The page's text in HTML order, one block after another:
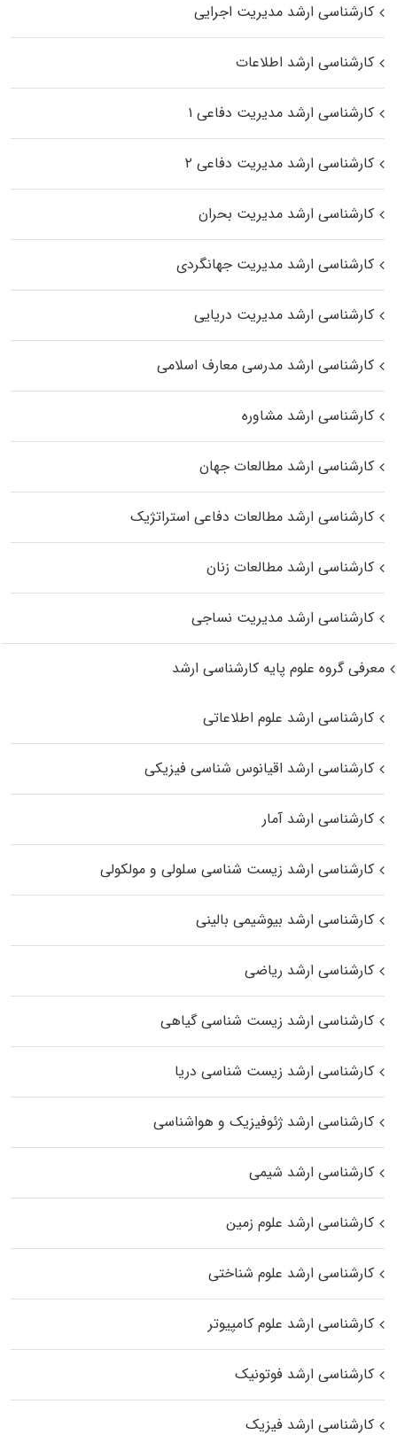
کارشناسی ارشد مدیریت اجرایی
کارشناسی ارشد اطلاعات
کارشناسی ارشد مدیریت دفاعی ۱
کارشناسی ارشد مدیریت دفاعی ۲
کارشناسی ارشد مدیریت بحران
کارشناسی ارشد مدیریت جهانگردی
کارشناسی ارشد مدیریت دریایی
کارشناسی ارشد مدرسی معارف اسلامی
کارشناسی ارشد مشاوره
کارشناسی ارشد مطالعات جهان
کارشناسی ارشد مطالعات دفاعی استراتژیک
کارشناسی ارشد مطالعات زنان
کارشناسی ارشد مدیریت نساجی
معرفی گروه علوم پایه کارشناسی ارشد
کارشناسی ارشد علوم اطلاعاتی
کارشناسی ارشد اقیانوس‌ شناسی فیزیکی
کارشناسی ارشد آمار
کارشناسی ارشد زیست شناسی سلولی و مولکولی
کارشناسی ارشد بیوشیمی بالینی
کارشناسی ارشد ریاضی
کارشناسی ارشد زیست‌ شناسی گیاهی
کارشناسی ارشد زیست‌ شناسی دریا
کارشناسی ارشد ژئوفیزیک و هواشناسی
کارشناسی ارشد شیمی
کارشناسی ارشد علوم زمین
کارشناسی ارشد علوم شناختی
کارشناسی ارشد علوم کامپیوتر
کارشناسی ارشد فوتونیک
کارشناسی ارشد فیزیک